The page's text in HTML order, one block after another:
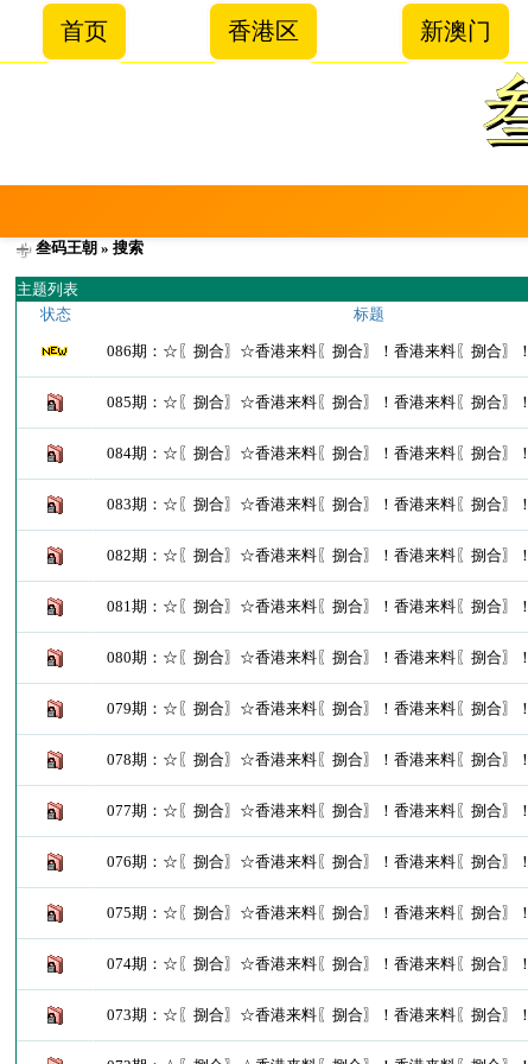
首页 香港区 新澳门
叁码王朝 » 搜索
主题列表
状态
标题
086期：☆〖捌合〗☆香港来料〖捌合〗！香港来料〖捌合〗！
085期：☆〖捌合〗☆香港来料〖捌合〗！香港来料〖捌合〗！
084期：☆〖捌合〗☆香港来料〖捌合〗！香港来料〖捌合〗！
083期：☆〖捌合〗☆香港来料〖捌合〗！香港来料〖捌合〗！
082期：☆〖捌合〗☆香港来料〖捌合〗！香港来料〖捌合〗！
081期：☆〖捌合〗☆香港来料〖捌合〗！香港来料〖捌合〗！
080期：☆〖捌合〗☆香港来料〖捌合〗！香港来料〖捌合〗！
079期：☆〖捌合〗☆香港来料〖捌合〗！香港来料〖捌合〗！
078期：☆〖捌合〗☆香港来料〖捌合〗！香港来料〖捌合〗！
077期：☆〖捌合〗☆香港来料〖捌合〗！香港来料〖捌合〗！
076期：☆〖捌合〗☆香港来料〖捌合〗！香港来料〖捌合〗！
075期：☆〖捌合〗☆香港来料〖捌合〗！香港来料〖捌合〗！
074期：☆〖捌合〗☆香港来料〖捌合〗！香港来料〖捌合〗！
073期：☆〖捌合〗☆香港来料〖捌合〗！香港来料〖捌合〗！